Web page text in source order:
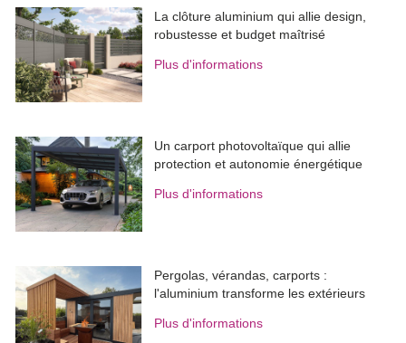
La clôture aluminium qui allie design,
robustesse et budget maîtrisé
Plus d'informations
Un carport photovoltaïque qui allie
protection et autonomie énergétique
Plus d'informations
Pergolas, vérandas, carports :
l'aluminium transforme les extérieurs
Plus d'informations